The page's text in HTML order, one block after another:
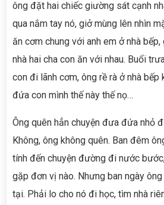
ông đặt hai chiếc giường sát cạnh
qua nắm tay nó, giở mùng lên nhìn
ăn cơm chung với anh em ở nhà
nhà hai cha con ăn với nhau. Buổi
con đi lãnh cơm, ông rề rà ở nhà
đứa con mình thế này thế nọ…
Ông quên hẳn chuyện đưa đứa nhỏ
Không, ông không quên. Ban đêm
tính đến chuyện đường đi nước
gặp đơn vị nào. Nhưng ban ngày
tại. Phải lo cho nó đi học, tìm nhà